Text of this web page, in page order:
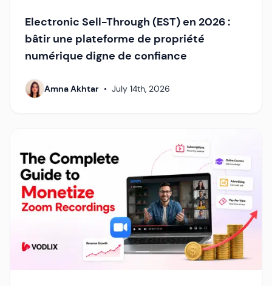
Electronic Sell-Through (EST) en 2026 :
bâtir une plateforme de propriété
numérique digne de confiance
Amna Akhtar • July 14th, 2026